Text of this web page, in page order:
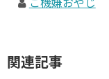
関連記事